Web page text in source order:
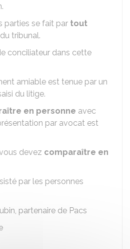
parties se fait par tout
tribunal.
conciliateur dans cette
amiable est tenue par un
du litige.
en personne avec
par avocat est
devez comparaître en
par les personnes
partenaire de Pacs